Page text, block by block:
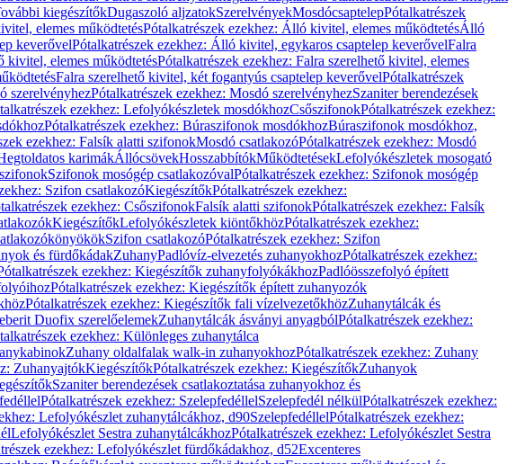
kiegészítőkDugaszoló aljzatokSzerelvényekMosdócsaptelepPótalkatrészek
elemes működtetésPótalkatrészek ezekhez: Álló kivitel, elemes működtetésÁlló
keverővelPótalkatrészek ezekhez: Álló kivitel, egykaros csaptelep keverővelFalra
kivitel, elemes működtetésPótalkatrészek ezekhez: Falra szerelhető kivitel, elemes
Falra szerelhető kivitel, két fogantyús csaptelep keverővelPótalkatrészek
szerelvényhezPótalkatrészek ezekhez: Mosdó szerelvényhezSzaniter berendezések
ezekhez: Lefolyókészletek mosdókhozCsőszifonokPótalkatrészek ezekhez:
Pótalkatrészek ezekhez: Búraszifonok mosdókhozBúraszifonok mosdókhoz,
ezekhez: Falsík alatti szifonokMosdó csatlakozóPótalkatrészek ezekhez: Mosdó
karimákÁllócsövekHosszabbítókMűködtetésekLefolyókészletek mosogató
Szifonok mosógép csatlakozóvalPótalkatrészek ezekhez: Szifonok mosógép
Szifon csatlakozóKiegészítőkPótalkatrészek ezekhez:
ezekhez: CsőszifonokFalsík alatti szifonokPótalkatrészek ezekhez: Falsík
KiegészítőkLefolyókészletek kiöntőkhözPótalkatrészek ezekhez:
Szifon csatlakozóPótalkatrészek ezekhez: Szifon
és fürdőkádakZuhanyPadlóvíz-elvezetés zuhanyokhozPótalkatrészek ezekhez:
ezekhez: Kiegészítők zuhanyfolyókákhozPadlóösszefolyó épített
Pótalkatrészek ezekhez: Kiegészítők épített zuhanyozók
Pótalkatrészek ezekhez: Kiegészítők fali vízelvezetőkhözZuhanytálcák és
Duofix szerelőelemekZuhanytálcák ásványi anyagbólPótalkatrészek ezekhez:
ezekhez: Különleges zuhanytálca
Zuhany oldalfalak walk-in zuhanyokhozPótalkatrészek ezekhez: Zuhany
ZuhanyajtókKiegészítőkPótalkatrészek ezekhez: KiegészítőkZuhanyok
Szaniter berendezések csatlakoztatása zuhanyokhoz és
Pótalkatrészek ezekhez: SzelepfedéllelSzelepfedél nélkülPótalkatrészek ezekhez:
Lefolyókészlet zuhanytálcákhoz, d90SzelepfedéllelPótalkatrészek ezekhez:
Lefolyókészlet Sestra zuhanytálcákhozPótalkatrészek ezekhez: Lefolyókészlet Sestra
ezekhez: Lefolyókészlet fürdőkádakhoz, d52Excenteres